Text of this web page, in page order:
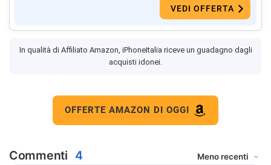
VEDI OFFERTA
In qualità di Affiliato Amazon, iPhoneItalia riceve un guadagno dagli
acquisti idonei.
OFFERTE AMAZON DI OGGI
Commenti 4